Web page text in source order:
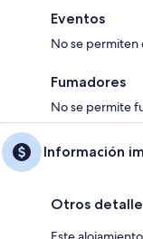
Eventos
No se permiten
Fumadores
No se permite
Información
Otros